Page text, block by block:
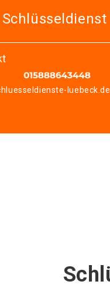
luebeck.de